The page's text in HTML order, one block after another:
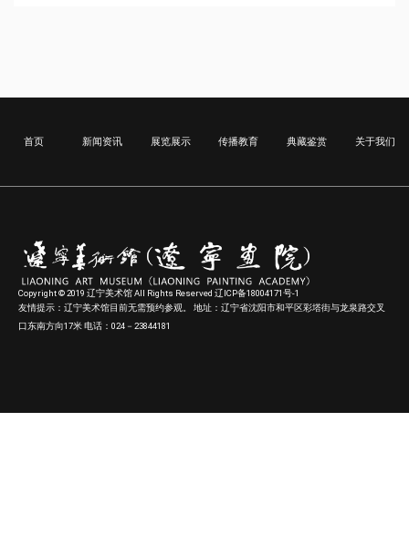
首页 新闻资讯 展览展示 传播教育 典藏鉴赏 关于我们
Copyright © 2019 辽宁美术馆 All Rights Reserved 辽ICP备18004171号-1
友情提示：辽宁美术馆目前无需预约参观。 地址：辽宁省沈阳市和平区彩塔街与龙泉路交叉
口东南方向17米 电话：024－23844181